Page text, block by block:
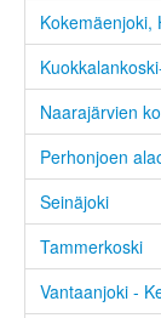
Kokemäenjoki,
Naarajärvien
Perhonjoen
Seinäjoki
Tammerkoski
Vantaanjoki -